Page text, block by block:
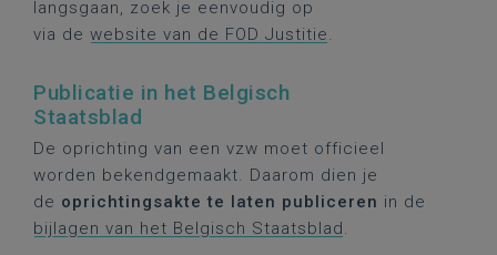
langsgaan, zoek je eenvoudig op
via de website van de FOD Justitie.
Publicatie in het Belgisch
Staatsblad
De oprichting van een vzw moet officieel
worden bekendgemaakt. Daarom dien je
de oprichtingsakte te laten publiceren in de
bijlagen van het Belgisch Staatsblad.